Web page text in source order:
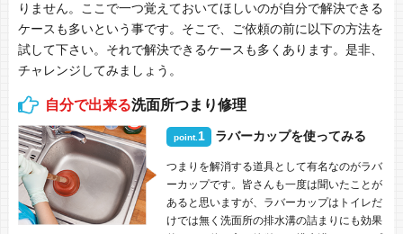
りません。ここで一つ覚えておいてほしいのが自分で解決できる
ケースも多いという事です。そこで、ご依頼の前に以下の方法を
試して下さい。それで解決できるケースも多くあります。是非、
チャレンジしてみましょう。
自分で出来る洗面所つまり修理
point. 1 ラバーカップを使ってみる
つまりを解消する道具として有名なのがラバ
ーカップです。皆さんも一度は聞いたことが
あると思いますが、ラバーカップはトイレだ
けでは無く洗面所の排水溝の詰まりにも効果